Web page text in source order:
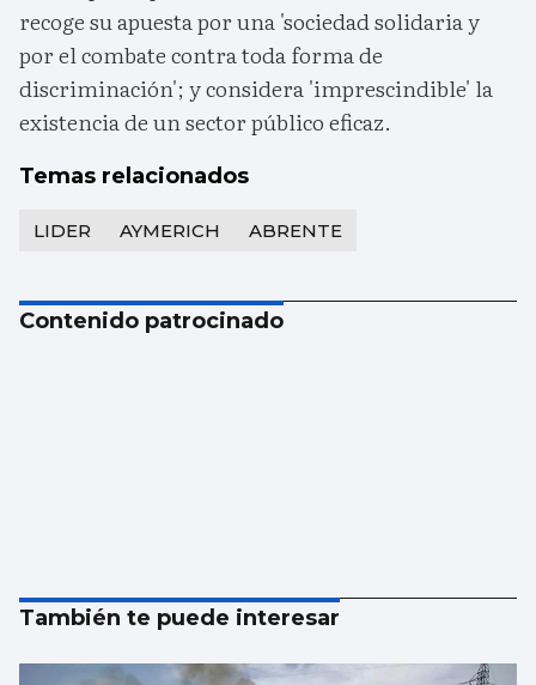
recoge su apuesta por una 'sociedad solidaria y
por el combate contra toda forma de
discriminación'; y considera 'imprescindible' la
existencia de un sector público eficaz.
Temas relacionados
LIDER AYMERICH ABRENTE
Contenido patrocinado
También te puede interesar